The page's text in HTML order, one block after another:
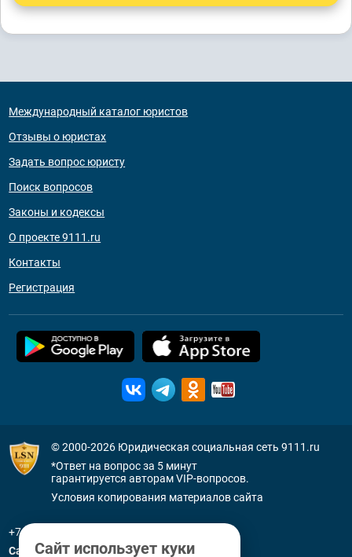
Международный каталог юристов
Отзывы о юристах
Задать вопрос юристу
Поиск вопросов
Законы и кодексы
О проекте 9111.ru
Контакты
Регистрация
© 2000-2026 Юридическая социальная сеть 9111.ru
*Ответ на вопрос за 5 минут
гарантируется авторам VIP-вопросов.
Условия копирования материалов сайта
+7 (800) 505-91-11
Санкт-Петербург
Сайт использует куки